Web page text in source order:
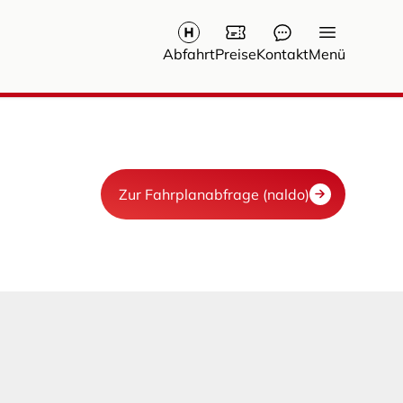
AbfahrtPreiseKontaktMenü
Zur Fahrplanabfrage (naldo)